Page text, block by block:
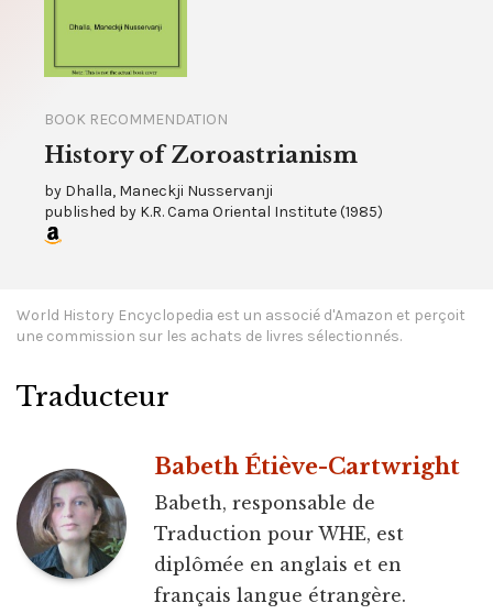
BOOK RECOMMENDATION
History of Zoroastrianism
by Dhalla, Maneckji Nusservanji
published by K.R. Cama Oriental Institute(1985)
World History Encyclopedia est un associé d'Amazon et perçoit
une commission sur les achats de livres sélectionnés.
Traducteur
Babeth Étiève-Cartwright
Babeth, responsable de
Traduction pour WHE, est
diplômée en anglais et en
français langue étrangère.